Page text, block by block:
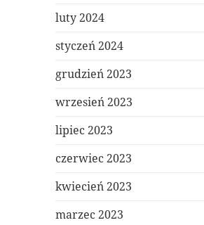
luty 2024
styczeń 2024
grudzień 2023
wrzesień 2023
lipiec 2023
czerwiec 2023
kwiecień 2023
marzec 2023